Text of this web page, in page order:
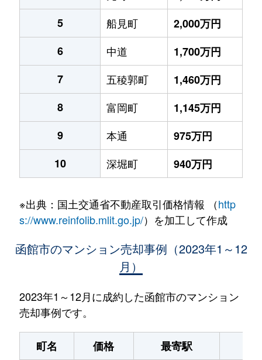
5
船見町
2,000万円
6
中道
1,700万円
7
五稜郭町
1,460万円
8
富岡町
1,145万円
9
本通
975万円
10
深堀町 940万円
※出典：国土交通省不動産取引価格情報 （http
s://www.reinfolib.mlit.go.jp/）を加工して作成
函館市のマンション売却事例（2023年1～12
月）
2023年1～12月に成約した函館市のマンション
売却事例です。
町名 価格 最寄駅